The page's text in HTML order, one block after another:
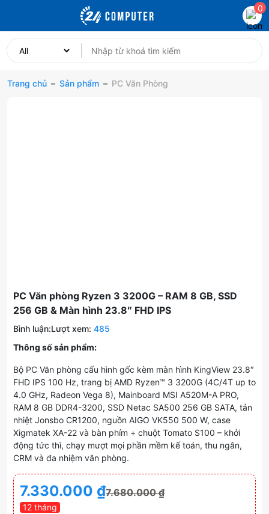
0
Trang chủ – Sản phẩm – PC Văn Phòng
PC Văn phòng Ryzen 3 3200G – RAM 8 GB, SSD
256 GB & Màn hình 23.8″ FHD IPS
Bình luận:Lượt xem: 485
Thông số sản phẩm:
Bộ PC Văn phòng cấu hình gốc kèm màn hình KingView 23.8″
FHD IPS 100 Hz, trang bị AMD Ryzen™ 3 3200G (4C/4T up to
4.0 GHz, Radeon Vega 8), Mainboard MSI A520M-A PRO,
RAM 8 GB DDR4-3200, SSD Netac SA500 256 GB SATA, tản
nhiệt Jonsbo CR1200, nguồn AIGO VK550 500 W, case
Xigmatek XA-22 và bàn phím + chuột Tomato S100 – khởi
động tức thì, chạy mượt mọi phần mềm kế toán, thu ngân,
CRM và đa nhiệm văn phòng.
7.680.000₫
7.330.000 ₫
12 tháng